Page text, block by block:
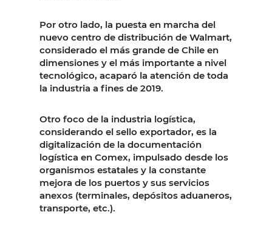
Por otro lado, la puesta en marcha del
nuevo centro de distribución de Walmart,
considerado el más grande de Chile en
dimensiones y el más importante a nivel
tecnológico, acaparó la atención de toda
la industria a fines de 2019.
Otro foco de la industria logística,
considerando el sello exportador, es la
digitalización de la documentación
logística en Comex, impulsado desde los
organismos estatales y la constante
mejora de los puertos y sus servicios
anexos (terminales, depósitos aduaneros,
transporte, etc.).